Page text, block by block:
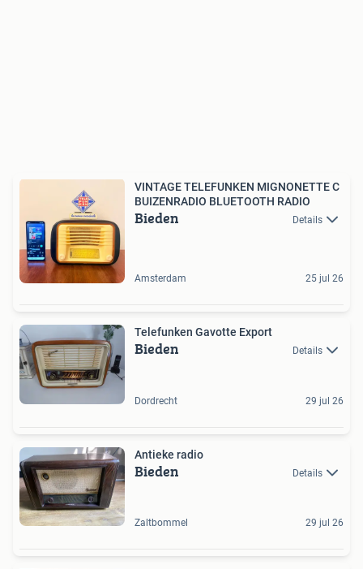
VINTAGE TELEFUNKEN MIGNONETTE C
BUIZENRADIO BLUETOOTH RADIO
Bieden Details
Amsterdam 25 jul 26
Telefunken Gavotte Export
Bieden Details
Dordrecht 29 jul 26
Antieke radio
Bieden Details
Zaltbommel 29 jul 26